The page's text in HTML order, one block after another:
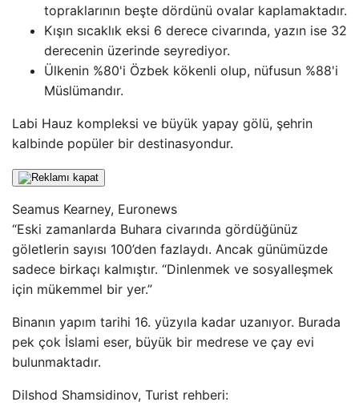
topraklarının beşte dördünü ovalar kaplamaktadır.
Kışın sıcaklık eksi 6 derece civarında, yazın ise 32
derecenin üzerinde seyrediyor.
Ülkenin %80'i Özbek kökenli olup, nüfusun %88'i
Müslümandır.
Labi Hauz kompleksi ve büyük yapay gölü, şehrin
kalbinde popüler bir destinasyondur.
Seamus Kearney, Euronews
“Eski zamanlarda Buhara civarında gördüğünüz
göletlerin sayısı 100’den fazlaydı. Ancak günümüzde
sadece birkaçı kalmıştır. “Dinlenmek ve sosyalleşmek
için mükemmel bir yer.”
Binanın yapım tarihi 16. yüzyıla kadar uzanıyor. Burada
pek çok İslami eser, büyük bir medrese ve çay evi
bulunmaktadır.
Dilshod Shamsidinov, Turist rehberi: